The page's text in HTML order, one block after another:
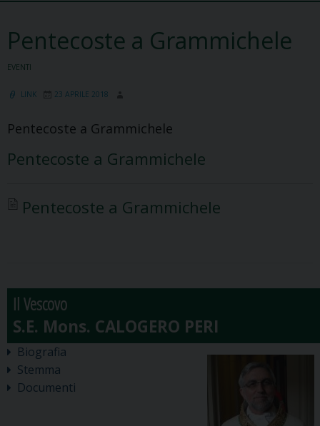
Pentecoste a Grammichele
EVENTI
LINK 23 APRILE 2018
Pentecoste a Grammichele
Pentecoste a Grammichele
Pentecoste a Grammichele
Il Vescovo
Biografia
Stemma
Documenti